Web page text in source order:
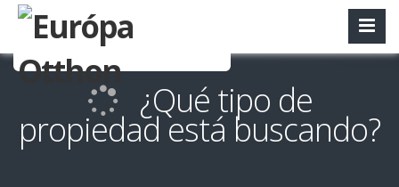
¿Qué tipo de
propiedad está buscando?